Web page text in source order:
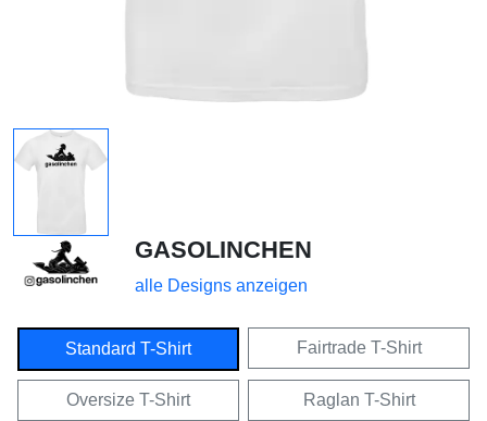
GASOLINCHEN
alle Designs anzeigen
Standard T-Shirt Fairtrade T-Shirt
Oversize T-Shirt Raglan T-Shirt